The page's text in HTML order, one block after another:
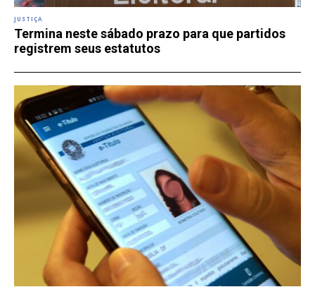
JUSTIÇA
Termina neste sábado prazo para que partidos
registrem seus estatutos